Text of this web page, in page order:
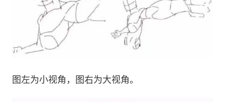
图左为小视角，图右为大视角。